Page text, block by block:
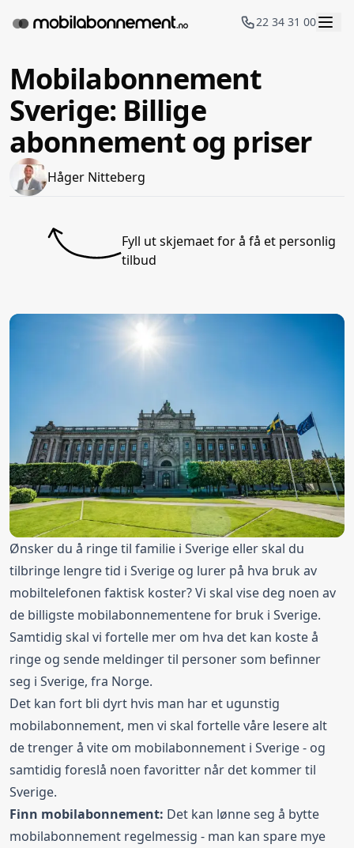
22 34 31 00
Mobilabonnement
Sverige: Billige
abonnement og priser
Håger Nitteberg
Fyll ut skjemaet for å få et personlig
tilbud
Ønsker du å ringe til familie i Sverige eller skal du
tilbringe lengre tid i Sverige og lurer på hva bruk av
mobiltelefonen faktisk koster? Vi skal vise deg noen av
de billigste mobilabonnementene for bruk i Sverige.
Samtidig skal vi fortelle mer om hva det kan koste å
ringe og sende meldinger til personer som befinner
seg i Sverige, fra Norge.
Det kan fort bli dyrt hvis man har et ugunstig
mobilabonnement, men vi skal fortelle våre lesere alt
de trenger å vite om mobilabonnement i Sverige - og
samtidig foreslå noen favoritter når det kommer til
Sverige.
Finn mobilabonnement: Det kan lønne seg å bytte
mobilabonnement regelmessig - man kan spare mye